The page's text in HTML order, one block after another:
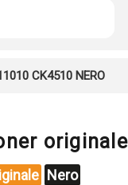
CK4510 NERO
Nero